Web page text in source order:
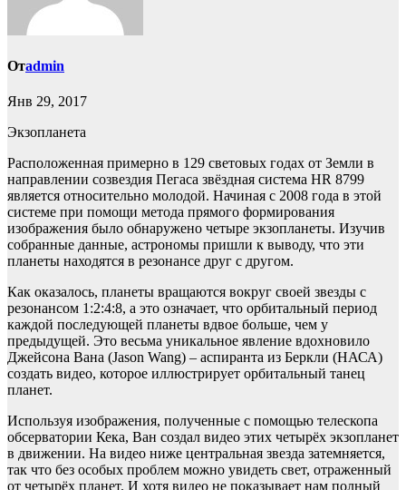
Отadmin
Янв 29, 2017
Экзопланета
Расположенная примерно в 129 световых годах от Земли в
направлении созвездия Пегаса звёздная система HR 8799
является относительно молодой. Начиная с 2008 года в этой
системе при помощи метода прямого формирования
изображения было обнаружено четыре экзопланеты. Изучив
собранные данные, астрономы пришли к выводу, что эти
планеты находятся в резонансе друг с другом.
Как оказалось, планеты вращаются вокруг своей звезды с
резонансом 1:2:4:8, а это означает, что орбитальный период
каждой последующей планеты вдвое больше, чем у
предыдущей. Это весьма уникальное явление вдохновило
Джейсона Вана (Jason Wang) – аспиранта из Беркли (НАСА)
создать видео, которое иллюстрирует орбитальный танец
планет.
Используя изображения, полученные с помощью телескопа
обсерватории Кека, Ван создал видео этих четырёх экзопланет
в движении. На видео ниже центральная звезда затемняется,
так что без особых проблем можно увидеть свет, отраженный
от четырёх планет. И хотя видео не показывает нам полный